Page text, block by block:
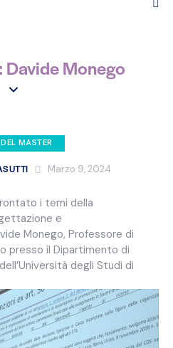
Davide Monego
MASTER
Marzo 9, 2024
i temi della
e
Monego, Professore di
presso il Dipartimento di
degli Studi di